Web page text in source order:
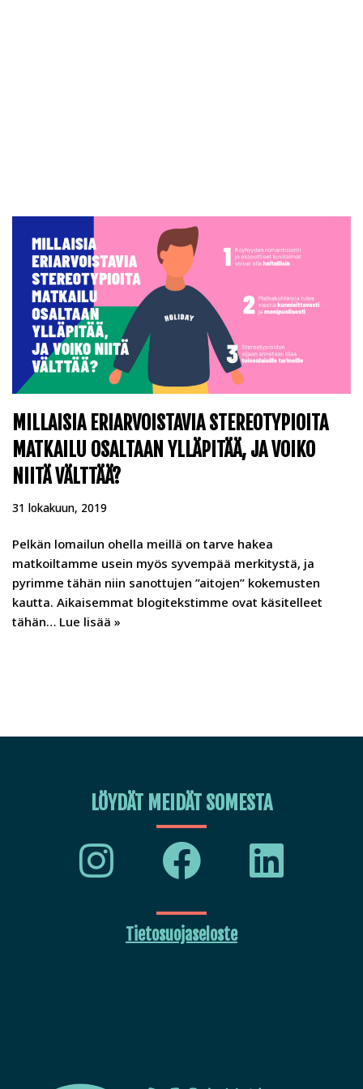
MILLAISIA ERIARVOISTAVIA STEREOTYPIOITA
MATKAILU OSALTAAN YLLÄPITÄÄ, JA VOIKO
NIITÄ VÄLTTÄÄ?
31 lokakuun, 2019
Pelkän lomailun ohella meillä on tarve hakea
matkoiltamme usein myös syvempää merkitystä, ja
pyrimme tähän niin sanottujen ”aitojen” kokemusten
kautta. Aikaisemmat blogitekstimme ovat käsitelleet
tähän… Lue lisää »
LÖYDÄT MEIDÄT SOMESTA
Tietosuojaseloste